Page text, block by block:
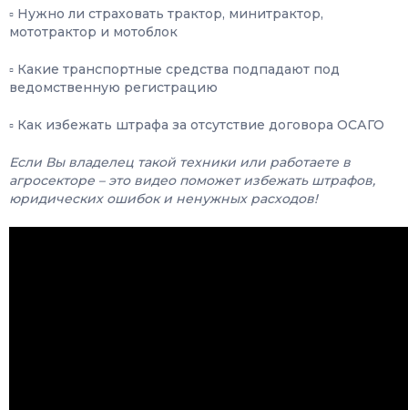
▫️ Нужно ли страховать трактор, минитрактор,
мототрактор и мотоблок
▫️ Какие транспортные средства подпадают под
ведомственную регистрацию
▫️ Как избежать штрафа за отсутствие договора ОСАГО
Если Вы владелец такой техники или работаете в
агросекторе – это видео поможет избежать штрафов,
юридических ошибок и ненужных расходов!